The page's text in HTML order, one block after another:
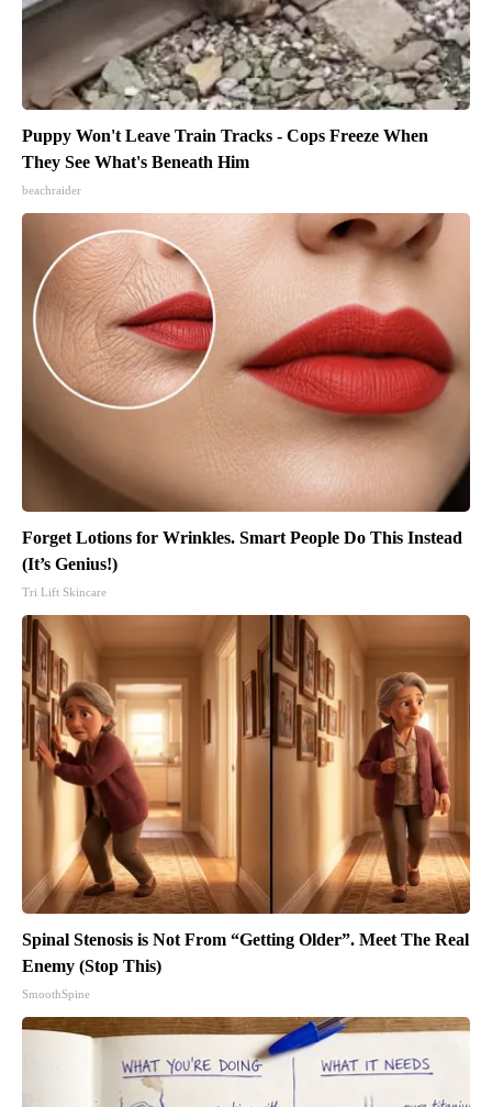
Puppy Won't Leave Train Tracks - Cops Freeze When
They See What's Beneath Him
beachraider
Forget Lotions for Wrinkles. Smart People Do This Instead
(It’s Genius!)
Tri Lift Skincare
Spinal Stenosis is Not From “Getting Older”. Meet The Real
Enemy (Stop This)
SmoothSpine